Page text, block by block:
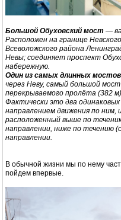
Большой Обуховский мост —
Расположен на границе
Всеволожского района
Невы; соединяет проспект
набережную.
Один из самых длинных
через Неву, самый большой
перекрываемого пролёта (382
Фактически это два
направлением движения по
расположенный выше по
направлении, ниже по течению
направлении.
В обычной жизни мы по нему
пойдем впервые.